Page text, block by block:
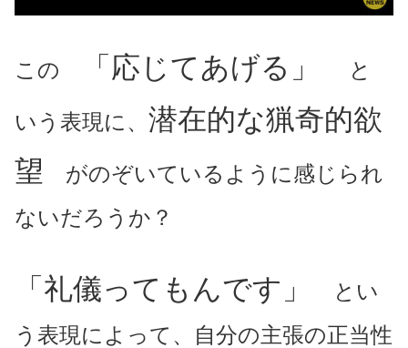
この 「応じてあげる」 と
いう表現に、 潜在的な猟奇的欲
望
がのぞいているように感じられ
ないだろうか？
「礼儀ってもんです」
とい
う表現によって、自分の主張の正当性